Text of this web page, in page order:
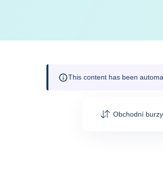
This content has been
Obchodní burzy